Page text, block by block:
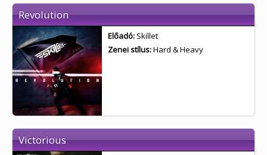
Revolution
Előadó: Skillet
Zenei stílus:Hard & Heavy
Victorious